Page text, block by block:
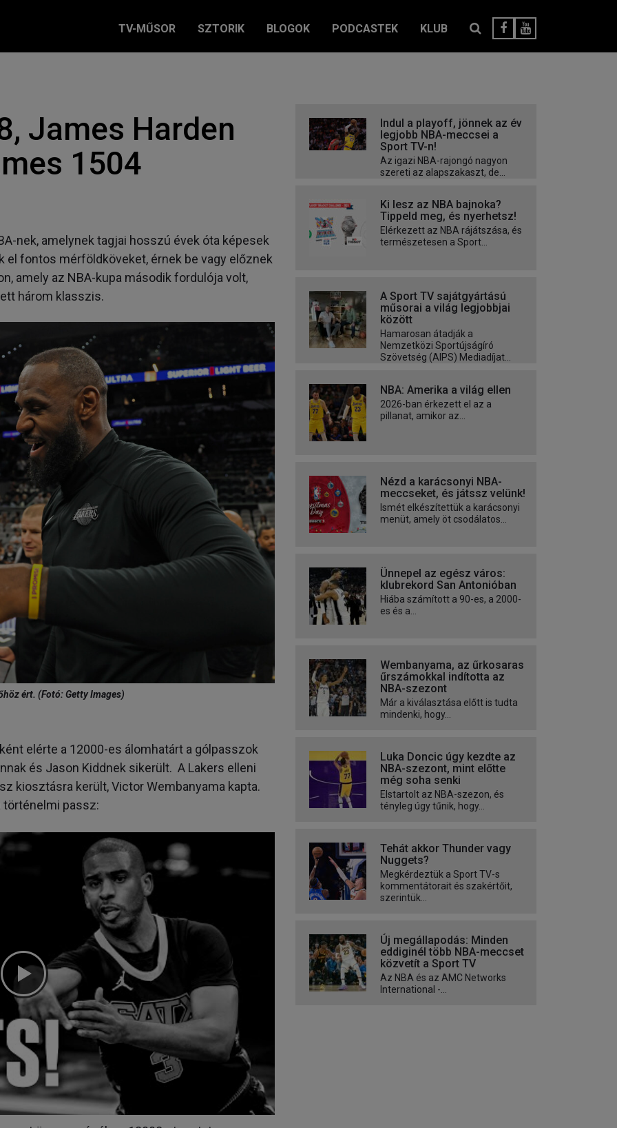
TV-MŰSOR SZTORIK BLOGOK PODCASTEK KLUB
James Harden
1504
nek, amelynek tagjai hosszú évek óta képesek
el fontos mérföldköveket, érnek be vagy előznek
amely az NBA-kupa második fordulója volt,
három klasszis.
ért. (Fotó: Getty Images)
elérte a 12000-es álomhatárt a gólpasszok
és Jason Kiddnek sikerült. A Lakers elleni
kiosztásra került, Victor Wembanyama kapta.
történelmi passz:
Indul a playoff, jönnek az év
legjobb NBA-meccsei a
Sport TV-n!
Az igazi NBA-rajongó nagyon
szereti az alapszakaszt, de...
Ki lesz az NBA bajnoka?
Tippeld meg, és nyerhetsz!
Elérkezett az NBA rájátszása, és
természetesen a Sport...
A Sport TV sajátgyártású
műsorai a világ legjobbjai
között
Hamarosan átadják a
Nemzetközi Sportújságíró
Szövetség (AIPS) Mediadíjat...
NBA: Amerika a világ ellen
2026-ban érkezett el az a
pillanat, amikor az...
Nézd a karácsonyi NBA-
meccseket, és játssz velünk!
Ismét elkészítettük a karácsonyi
menüt, amely öt csodálatos...
Ünnepel az egész város:
klubrekord San Antonióban
Hiába számított a 90-es, a 2000-
es és a...
Wembanyama, az űrkosaras
űrszámokkal indította az
NBA-szezont
Már a kiválasztása előtt is tudta
mindenki, hogy...
Luka Doncic úgy kezdte az
NBA-szezont, mint előtte
még soha senki
Elstartolt az NBA-szezon, és
tényleg úgy tűnik, hogy...
Tehát akkor Thunder vagy
Nuggets?
Megkérdeztük a Sport TV-s
kommentátorait és szakértőit,
szerintük...
Új megállapodás: Minden
eddiginél több NBA-meccset
közvetít a Sport TV
Az NBA és az AMC Networks
International -...